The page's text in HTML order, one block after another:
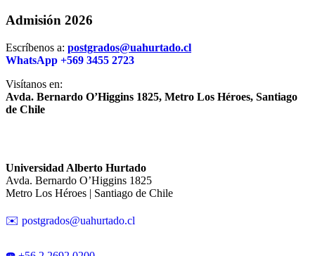
Admisión 2026
Escríbenos a: postgrados@uahurtado.cl
WhatsApp +569 3455 2723
Visítanos en:
Avda. Bernardo O’Higgins 1825, Metro Los Héroes, Santiago
de Chile
Universidad Alberto Hurtado
Avda. Bernardo O’Higgins 1825
Metro Los Héroes | Santiago de Chile
✉️ postgrados@uahurtado.cl